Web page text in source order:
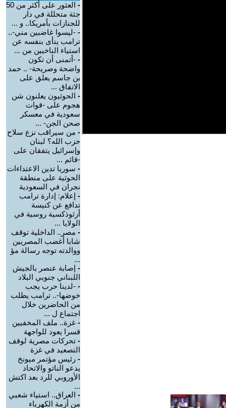
-
العثور على أكثر من 50
جثة متحللة في دار
للجنازات بأمريكا.. و ...
- -ليسوا غاضبين مني-..
ترامب ينأى بنفسه عن
استياء الناخبين من ...
- -أتمنى أن تكون
واضحة وصريحة- .. حمد
بن جاسم يعلق على
الاتفاق ...
- الحوثيون يعلنون شن
هجوم على -قوات
سعودية في معسكر
صحن الجن- ...
- من سيراقب نزع سلاح
حزب الله؟ لبنان
وإسرائيل يتفقان على
-قائم ...
- سوريا تدين الاعتداءات
الحوثية على منطقة
نجران في السعودية
- إعلام: إدارة ترامب
تدافع عن كنيسة
أرثوذكسية روسية في
الولايا ...
- مصر.. الداخلية توقف
شابا أغضب المصريين
ووالدته توجه رسالة مؤ
...
- إصابة عنصر بالجيش
اللبناني جنوبي البلاد
- -لدينا حرب يجب
خوضها-.. ترامب يطلب
من الحاضرين خلال
اجتماع ل ...
- غزة.. ملف المخفيين
قسرا يعود للواجهة
- تحركات مصرية لوقف
التصعيد في غزة
- رئيس مؤتمر ميونخ
يدعو الناتو والاتحاد
الأوروبي للرد بعد اكتش
...
- العراق.. استياء شعبي
من أزمة الكهرباء